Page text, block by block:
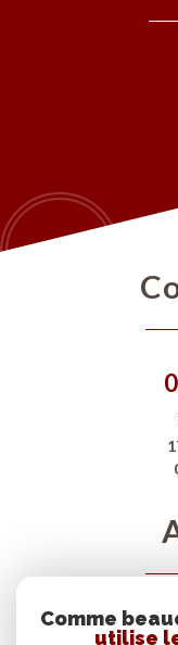
Comme
utilise